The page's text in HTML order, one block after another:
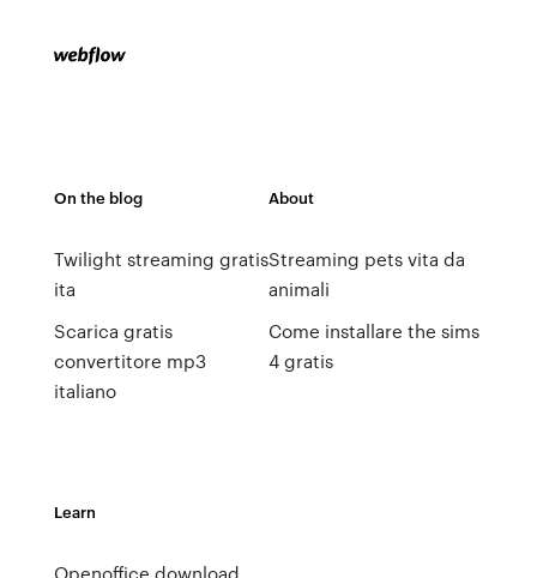
On the blog
Twilight streaming gratis
ita
Scarica gratis
convertitore mp3
italiano
About
Streaming pets vita da
animali
Come installare the sims
4 gratis
Learn
Openoffice download